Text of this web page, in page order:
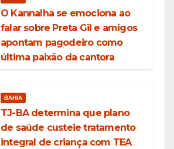
O Kannalha se emociona ao
falar sobre Preta Gil e amigos
apontam pagodeiro como
última paixão da cantora
BAHIA
TJ-BA determina que plano
de saúde custeie tratamento
integral de criança com TEA